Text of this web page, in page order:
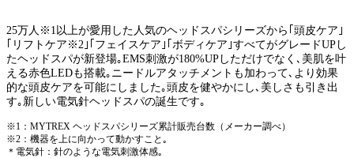
25万人※1以上が愛用した人気のヘッドスパシリーズから｢頭皮ケア｣
｢リフトケア※2｣｢フェイスケア｣｢ボディケア｣すべてがグレードUPし
たヘッドスパが新登場｡EMS刺激が180%UPしただけでなく､美肌を叶
える赤色LEDも搭載｡ニードルアタッチメントも加わって､より効果
的な頭皮ケアを可能にしました｡頭皮を健やかにし､美しさも引き出
す｡新しい電気針ヘッドスパの誕生です｡
※1：MYTREX ヘッドスパシリーズ累計販売台数（メーカー調べ）
※2：機器を上に向かって動かすこと｡
＊電気針：針のような電気刺激体感｡